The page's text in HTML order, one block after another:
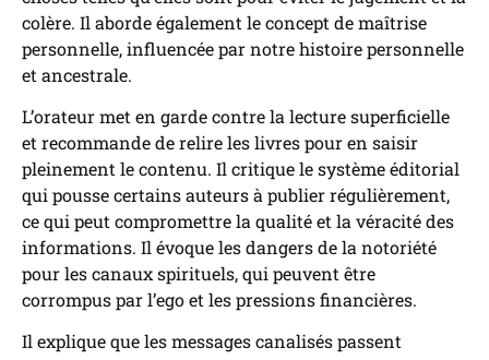
colère. Il aborde également le concept de maîtrise
personnelle, influencée par notre histoire personnelle
et ancestrale.
L’orateur met en garde contre la lecture superficielle
et recommande de relire les livres pour en saisir
pleinement le contenu. Il critique le système éditorial
qui pousse certains auteurs à publier régulièrement,
ce qui peut compromettre la qualité et la véracité des
informations. Il évoque les dangers de la notoriété
pour les canaux spirituels, qui peuvent être
corrompus par l’ego et les pressions financières.
Il explique que les messages canalisés passent